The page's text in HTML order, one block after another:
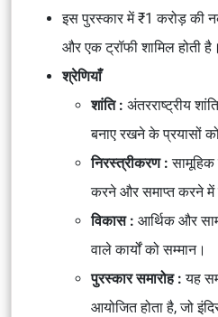
इस पुरस्कार में ₹1 करोड़ की
और एक ट्रॉफी शामिल होती है।
श्रेणियाँ
शांति : अंतरराष्ट्रीय
बनाए रखने के प्रयासों को
निरस्त्रीकरण : सामूहिक
करने और समाप्त करने में
विकास : आर्थिक और
वाले कार्यों को सम्मान।
पुरस्कार समारोह : यह
आयोजित होता है, जो